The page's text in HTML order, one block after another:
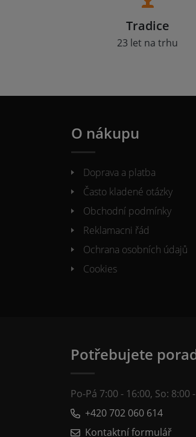
Tradice
23 let na trhu
O nákupu
Doprava a platba
Často kladené otázky
Obchodní podmínky
Reklamacni řád
Ochrana osobních údajů
Cookies
Potřebujete
Po-Pá 7:00 - 16:00, So: 8:00
+420 702 060 614
Kontaktní formulář